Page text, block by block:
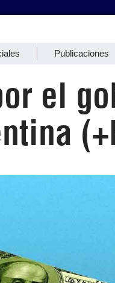
Publicaciones
el